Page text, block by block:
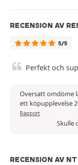
RECENSION AV
5/5
Perfekt och
Översatt omdöme
ett köpupplevelse
Rapport
Skulle
RECENSION AV NT